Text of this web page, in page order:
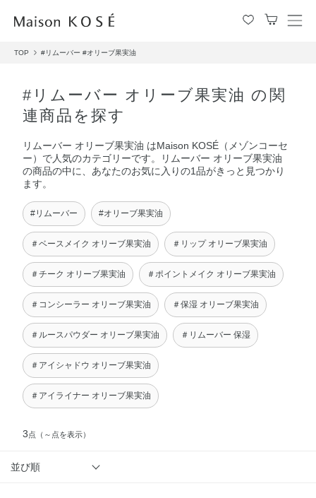
メ
TOP #リムーバー #オリーブ果実油
#リムーバー オリーブ果実油 の関
連商品を探す
リムーバー オリーブ果実油 はMaison KOSÉ（メゾンコーセ
ー）で人気のカテゴリーです。リムーバー オリーブ果実油
の商品の中に、あなたのお気に入りの1品がきっと見つかり
ます。
#リムーバー #オリーブ果実油
＃ベースメイク オリーブ果実油 ＃リップ オリーブ果実油
＃チーク オリーブ果実油 ＃ポイントメイク オリーブ果実油
＃コンシーラー オリーブ果実油 ＃保湿 オリーブ果実油
＃ルースパウダー オリーブ果実油 ＃リムーバー 保湿
＃アイシャドウ オリーブ果実油
＃アイライナー オリーブ果実油
3点 （～点を表示）
並び順